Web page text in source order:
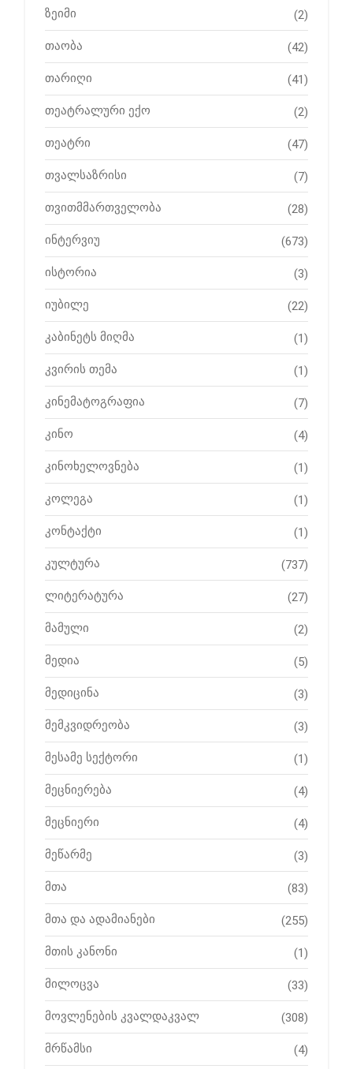
ზეიმი (2)
თაობა (42)
თარიღი (41)
თეატრალური ექო (2)
თეატრი (47)
თვალსაზრისი (7)
თვითმმართველობა (28)
ინტერვიუ (673)
ისტორია (3)
იუბილე (22)
კაბინეტს მიღმა (1)
კვირის თემა (1)
კინემატოგრაფია (7)
კინო (4)
კინოხელოვნება (1)
კოლეგა (1)
კონტაქტი (1)
კულტურა (737)
ლიტერატურა (27)
მამული (2)
მედია (5)
მედიცინა (3)
მემკვიდრეობა (3)
მესამე სექტორი (1)
მეცნიერება (4)
მეცნიერი (4)
მეწარმე (3)
მთა (83)
მთა და ადამიანები (255)
მთის კანონი (1)
მილოცვა (33)
მოვლენების კვალდაკვალ (308)
მრწამსი (4)